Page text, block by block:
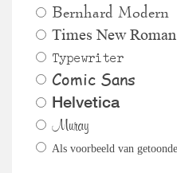
Bernhard Modern
Times New Roman
Typewriter
Comic Sans
Helvetica
Muray
Als voorbeeld van